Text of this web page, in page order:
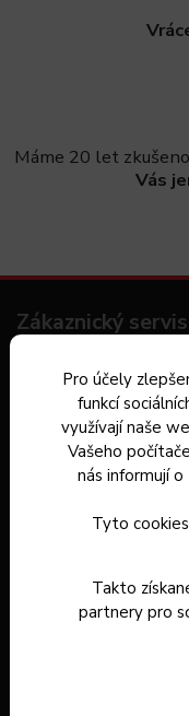
Pro účely
funkcí
využívají naše
Vašeho
nás informují
Tyto
Takto
partnery pro
Máme 20 let
Vás
Zákaznický servis
Kontakt
Dárkové poukazy
Záruka spokojenosti
Informace pro